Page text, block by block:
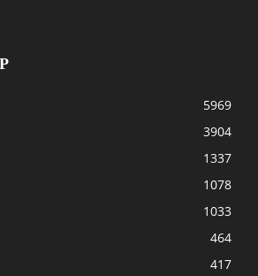
5969
3904
1337
1078
1033
464
417